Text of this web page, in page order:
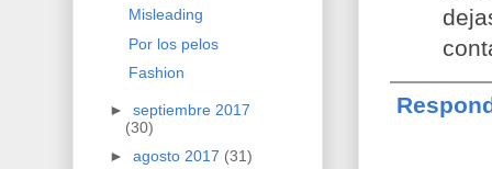
Misleading
Por los pelos
Fashion
► septiembre 2017
(30)
► agosto 2017 (31)